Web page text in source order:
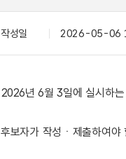
작성일 2026-05-06
2026년 6월 3일에 실시하는
후보자가 작성ㆍ제출하여